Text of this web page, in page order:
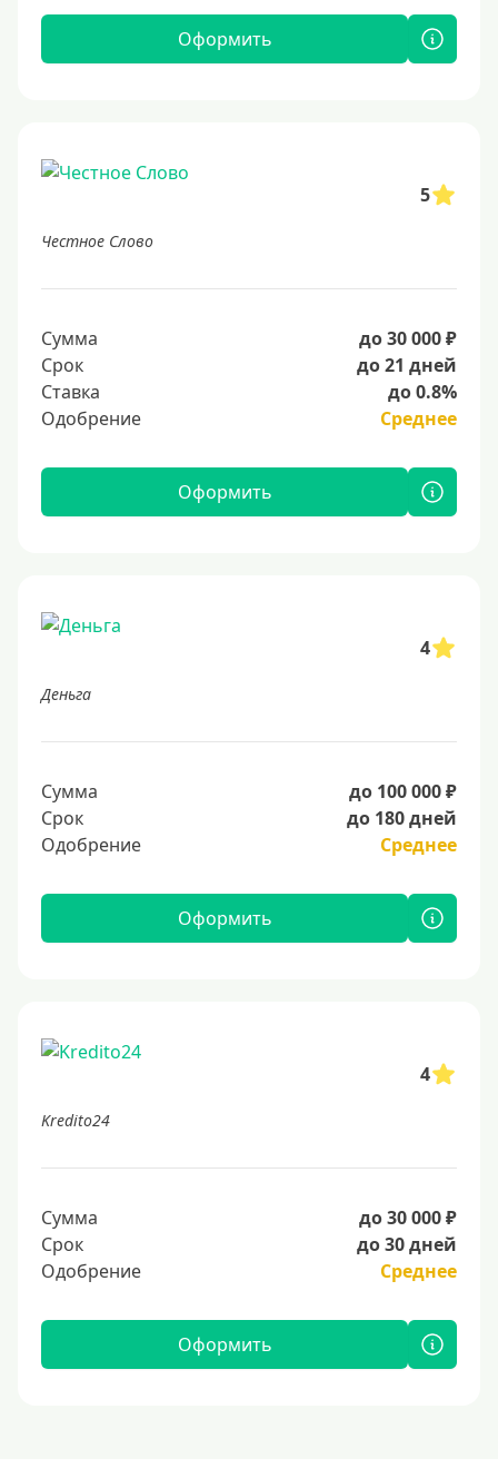
Оформить
5
Честное Слово
Сумма
до 30 000 ₽
Срок
до 21 дней
Ставка
до 0.8%
Одобрение
Среднее
Оформить
4
Деньга
Сумма
до 100 000 ₽
Срок
до 180 дней
Одобрение
Среднее
Оформить
4
Kredito24
Сумма
до 30 000 ₽
Срок
до 30 дней
Одобрение
Среднее
Оформить